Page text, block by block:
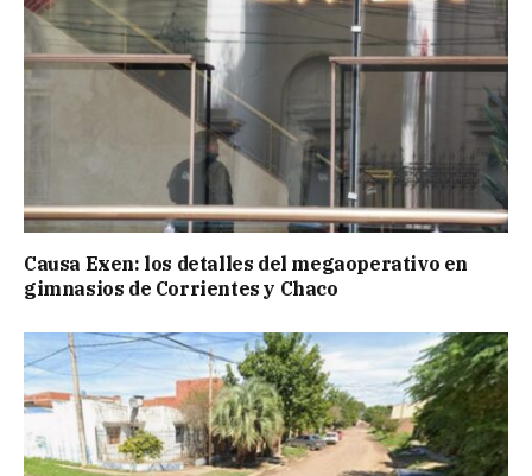
Causa Exen: los detalles del megaoperativo en
gimnasios de Corrientes y Chaco